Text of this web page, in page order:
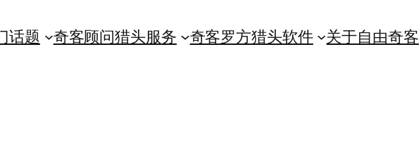
话题 奇客顾问猎头服务 奇客罗方猎头软件 关于自由奇客